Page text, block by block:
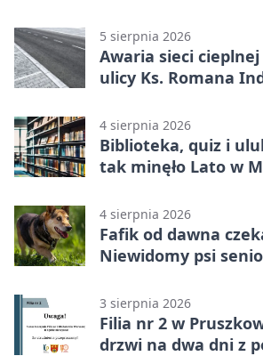
5 sierpnia 2026
Awaria sieci
ulicy Ks. Romana
4 sierpnia 2026
Biblioteka, quiz i
tak minęło Lato w
4 sierpnia 2026
Fafik od dawna
Niewidomy psi
3 sierpnia 2026
Filia nr 2 w
drzwi na dwa dni z